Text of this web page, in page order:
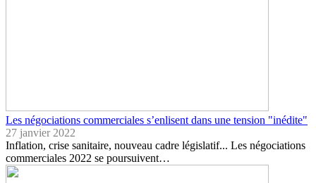
Les négociations commerciales s’enlisent dans une tension "inédite"
27 janvier 2022
Inflation, crise sanitaire, nouveau cadre législatif... Les négociations
commerciales 2022 se poursuivent…